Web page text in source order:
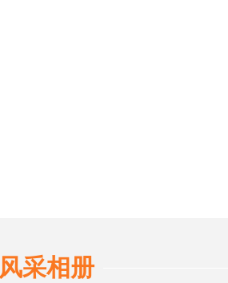
风采相册